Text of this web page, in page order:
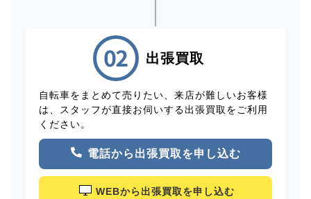
出張買取
自転車をまとめて売りたい、来店が難しいお客様
は、スタッフが直接お伺いする出張買取をご利用
ください。
電話から出張買取を申し込む
WEBから出張買取を申し込む